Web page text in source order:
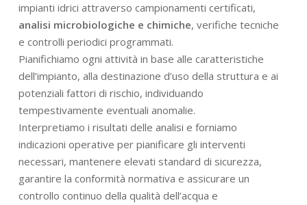
impianti idrici attraverso campionamenti certificati,
analisi microbiologiche e chimiche, verifiche tecniche
e controlli periodici programmati.
Pianifichiamo ogni attività in base alle caratteristiche
dell’impianto, alla destinazione d’uso della struttura e ai
potenziali fattori di rischio, individuando
tempestivamente eventuali anomalie.
Interpretiamo i risultati delle analisi e forniamo
indicazioni operative per pianificare gli interventi
necessari, mantenere elevati standard di sicurezza,
garantire la conformità normativa e assicurare un
controllo continuo della qualità dell’acqua e